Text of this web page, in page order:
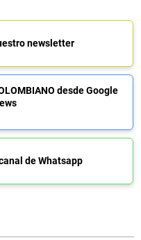
newsletter
desde Google
de Whatsapp